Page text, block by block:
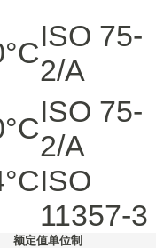
°CISO 75-
2/A
°CISO 75-
2/A
°CISO
11357-3
额定值单位制